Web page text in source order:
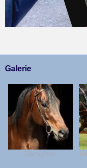
Galerie
Starfighter